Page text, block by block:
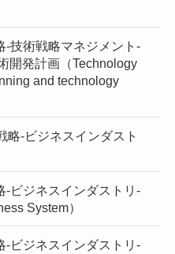
-技術戦略マネジメント-
開発計画（Technology
and technology
略-ビジネスインダスト
-ビジネスインダストリ-
System）
-ビジネスインダストリ-